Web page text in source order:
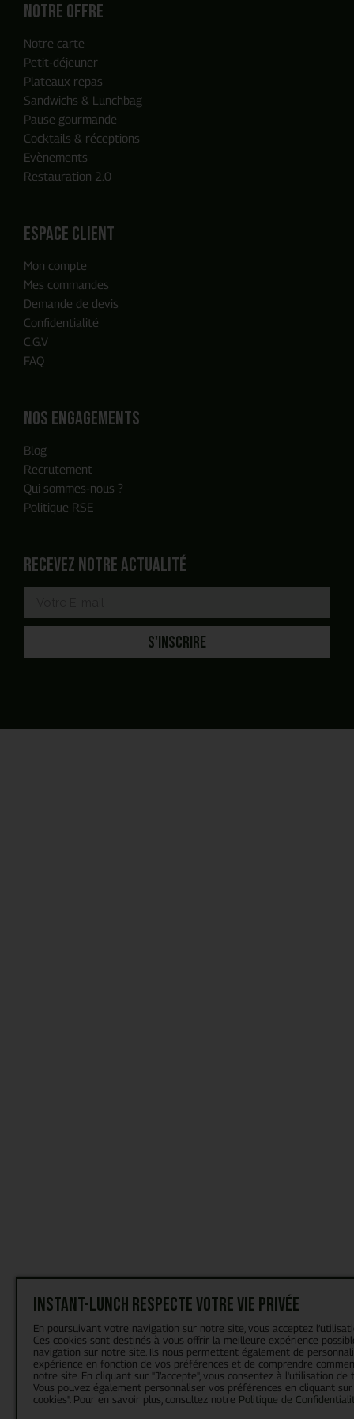
Instant-Lunch respecte votre vie privée
En poursuivant votre navigation sur notre site, vous acceptez
Ces cookies sont destinés à vous offrir la meilleure expérience
navigation sur notre site. Ils nous permettent également de
expérience en fonction de vos préférences et de comprendre
notre site. En cliquant sur "J’accepte", vous consentez à l'utilisation de
Vous pouvez également personnaliser vos préférences en cliquant
cookies". Pour en savoir plus, consultez notre Politique de
Notre équipe reviendra vers vous
en moins de 24h, c'est promis
Notre offre
Notre carte
Petit-déjeuner
Plateaux repas
Sandwichs & Lunchbag
Pause gourmande
Cocktails & réceptions
Evènements
Restauration 2.0
espace client
Mon compte
Mes commandes
Demande de devis
Confidentialité
C.G.V
FAQ
Nos engagements
Blog
Recrutement
Qui sommes-nous ?
Politique RSE
Recevez notre actualité
S'INSCRIRE